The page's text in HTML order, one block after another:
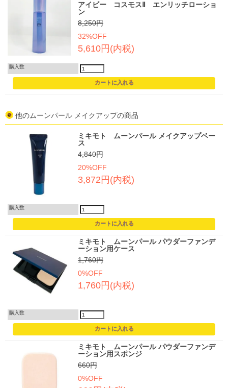
アイビー コスモスⅡ エンリッチローショ
ン
8,250円
32%OFF
5,610円(内税)
購入数
他のムーンパール メイクアップの商品
ミキモト ムーンパール メイクアップベー
ス
4,840円
20%OFF
3,872円(内税)
購入数
ミキモト ムーンパール パウダーファンデ
ーション用ケース
1,760円
0%OFF
1,760円(内税)
購入数
ミキモト ムーンパール パウダーファンデ
ーション用スポンジ
660円
0%OFF